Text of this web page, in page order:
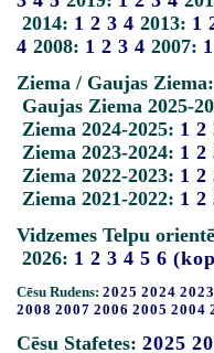
2014: 1 2 3 4 2013: 1
4 2008: 1 2 3 4 2007: 1
Ziema / Gaujas Ziema:
Gaujas Ziema 2025-
Ziema 2024-2025: 1 2
Ziema 2023-2024: 1 2
Ziema 2022-2023: 1 2
Ziema 2021-2022: 1 2
Vidzemes Telpu
2026: 1 2 3 4 5 6
Cēsu Rudens: 2025 2024 2023
2008 2007 2006 2005 2004
Cēsu Stafetes: 2025